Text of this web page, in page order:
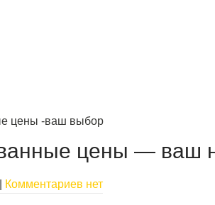
цены — ваш
Комментариев нет